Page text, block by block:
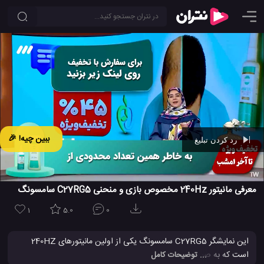
ببین چیه! 🎉 رد کردن تبلیغ
00:41
معرفی مانیتور 240Hz مخصوص بازی و منحنی C27RG5 سامسونگ
1 5.0 0
این نمایشگر C27RG5 سامسونگ یکی از اولین مانیتورهای 240HZ
است که به صورت منحنی طراحی شده است و برای بازی و هر کار دیگری
... توضیحات کامل